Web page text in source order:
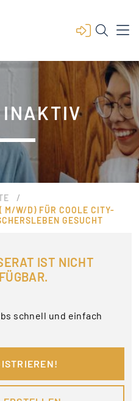
/
M/W/D) FÜR COOLE CITY-
GESUCHT
IST NICHT
schnell und einfach